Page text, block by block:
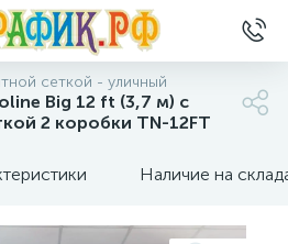
сеткой - уличный
Big 12 ft (3,7 м) с
2 коробки TN-12FT
Наличие на